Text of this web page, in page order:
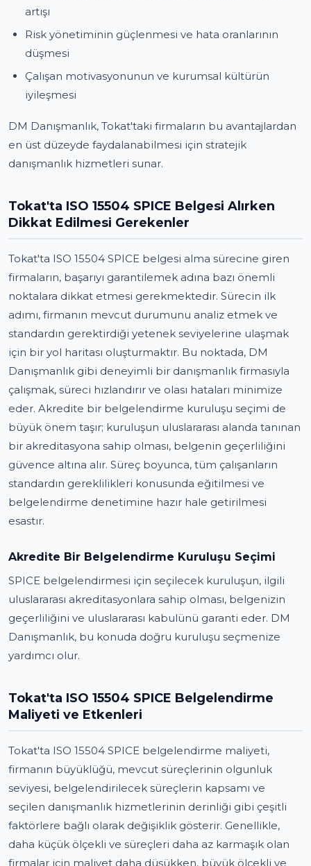
artışı
Risk yönetiminin güçlenmesi ve hata oranlarının
düşmesi
Çalışan motivasyonunun ve kurumsal kültürün
iyileşmesi
DM Danışmanlık, Tokat'taki firmaların bu avantajlardan
en üst düzeyde faydalanabilmesi için stratejik
danışmanlık hizmetleri sunar.
Tokat'ta ISO 15504 SPICE Belgesi Alırken
Dikkat Edilmesi Gerekenler
Tokat'ta ISO 15504 SPICE belgesi alma sürecine giren
firmaların, başarıyı garantilemek adına bazı önemli
noktalara dikkat etmesi gerekmektedir. Sürecin ilk
adımı, firmanın mevcut durumunu analiz etmek ve
standardın gerektirdiği yetenek seviyelerine ulaşmak
için bir yol haritası oluşturmaktır. Bu noktada, DM
Danışmanlık gibi deneyimli bir danışmanlık firmasıyla
çalışmak, süreci hızlandırır ve olası hataları minimize
eder. Akredite bir belgelendirme kuruluşu seçimi de
büyük önem taşır; kuruluşun uluslararası alanda tanınan
bir akreditasyona sahip olması, belgenin geçerliliğini
güvence altına alır. Süreç boyunca, tüm çalışanların
standardın gereklilikleri konusunda eğitilmesi ve
belgelendirme denetimine hazır hale getirilmesi
esastır.
Akredite Bir Belgelendirme Kuruluşu Seçimi
SPICE belgelendirmesi için seçilecek kuruluşun, ilgili
uluslararası akreditasyonlara sahip olması, belgenizin
geçerliliğini ve uluslararası kabulünü garanti eder. DM
Danışmanlık, bu konuda doğru kuruluşu seçmenize
yardımcı olur.
Tokat'ta ISO 15504 SPICE Belgelendirme
Maliyeti ve Etkenleri
Tokat'ta ISO 15504 SPICE belgelendirme maliyeti,
firmanın büyüklüğü, mevcut süreçlerinin olgunluk
seviyesi, belgelendirilecek süreçlerin kapsamı ve
seçilen danışmanlık hizmetlerinin derinliği gibi çeşitli
faktörlere bağlı olarak değişiklik gösterir. Genellikle,
daha küçük ölçekli ve süreçleri daha az karmaşık olan
firmalar için maliyet daha düşükken, büyük ölçekli ve